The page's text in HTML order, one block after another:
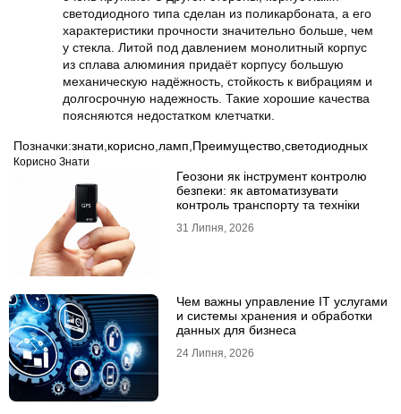
светодиодного типа сделан из поликарбоната, а его
характеристики прочности значительно больше, чем
у стекла. Литой под давлением монолитный корпус
из сплава алюминия придаёт корпусу большую
механическую надёжность, стойкость к вибрациям и
долгосрочную надежность. Такие хорошие качества
поясняются недостатком клетчатки.
Позначки:знати корисно ламп Преимущество светодиодных
Корисно Знати
Геозони як інструмент контролю
безпеки: як автоматизувати
контроль транспорту та техніки
31 Липня, 2026
Чем важны управление IT услугами
и системы хранения и обработки
данных для бизнеса
24 Липня, 2026